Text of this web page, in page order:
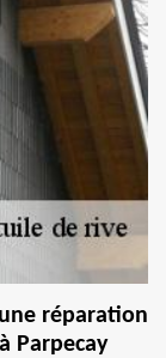
réparation
Parpecay